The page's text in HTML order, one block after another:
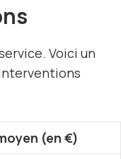
Voici un
(en €)